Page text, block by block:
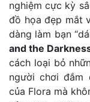
nghiệm cực kỳ
đồ họa đẹp mắt
dàng làm bạn
and the
cách loại bỏ
người chơi đắm
của Flora mà